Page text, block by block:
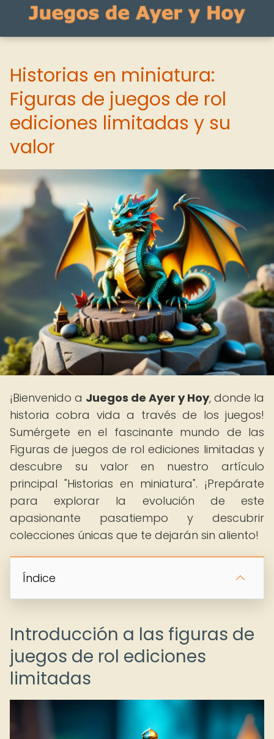
Historias en miniatura:
Figuras de juegos de rol
ediciones limitadas y su
valor
¡Bienvenido a Juegos de Ayer y Hoy, donde la
historia cobra vida a través de los juegos!
Sumérgete en el fascinante mundo de las
Figuras de juegos de rol ediciones limitadas y
descubre su valor en nuestro artículo
principal "Historias en miniatura". ¡Prepárate
para explorar la evolución de este
apasionante pasatiempo y descubrir
colecciones únicas que te dejarán sin aliento!
Índice
Introducción a las figuras de
juegos de rol ediciones
limitadas